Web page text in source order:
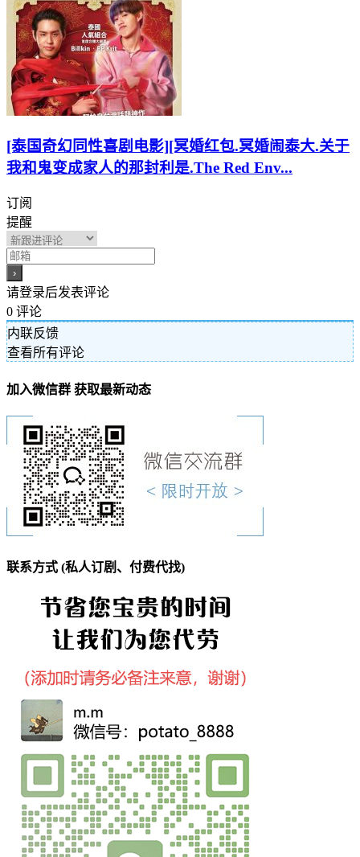
[泰国奇幻同性喜剧电影][冥婚红包.冥婚闹泰大.关于
我和鬼变成家人的那封利是.The Red Env...
订阅
提醒
请登录后发表评论
0 评论
内联反馈
查看所有评论
加入微信群 获取最新动态
联系方式 (私人订剧、付费代找)